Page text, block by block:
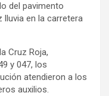
del pavimento
lluvia en la carretera
Cruz Roja,
y 047, los
atendieron a los
auxilios.